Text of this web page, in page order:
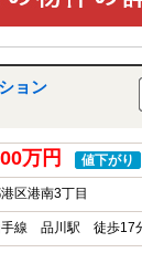
ョン
万円 値下がり
区港南3丁目
手線 品川駅 徒歩17